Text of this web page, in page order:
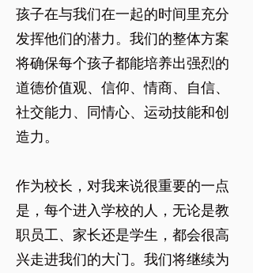
孩子在与我们在一起的时间里充分
发挥他们的潜力。我们的整体方案
将确保每个孩子都能培养出强烈的
道德价值观、信仰、情商、自信、
社交能力、同情心、运动技能和创
造力。
作为校长，对我来说很重要的一点
是，每个进入学校的人，无论是教
职员工、家长还是学生，都会很高
兴走进我们的大门。我们将继续为